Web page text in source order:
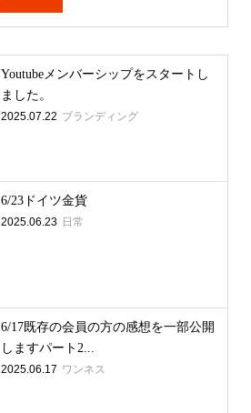
Youtubeメンバーシップをスタートし
ました。
2025.07.22 ブランディング
6/23ドイツ金貨
2025.06.23 日常
6/17既存の会員の方の感想を一部公開
しますパート2...
2025.06.17 ワンネス